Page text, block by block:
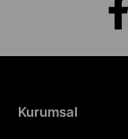
Kurumsal